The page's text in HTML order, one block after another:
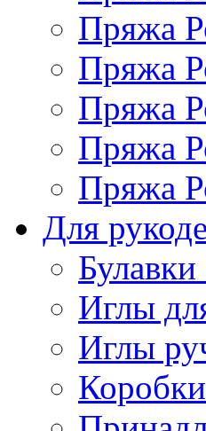
Пряжа
Пряжа
Пряжа
Пряжа
Пряжа
Для
Булавки
Иглы
Иглы